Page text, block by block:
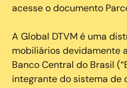
acesse o documento
A Global DTVM é uma
mobiliários devidamente
Banco Central do Brasil
integrante do sistema de